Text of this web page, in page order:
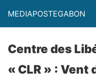
MEDIAPOSTEGABON
Centre des
« CLR » : Vent